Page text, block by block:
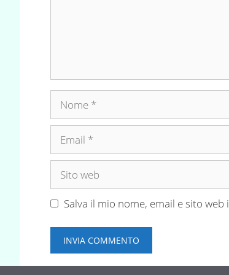
Nome
Email
Sito
Salva il mio nome, email e sito